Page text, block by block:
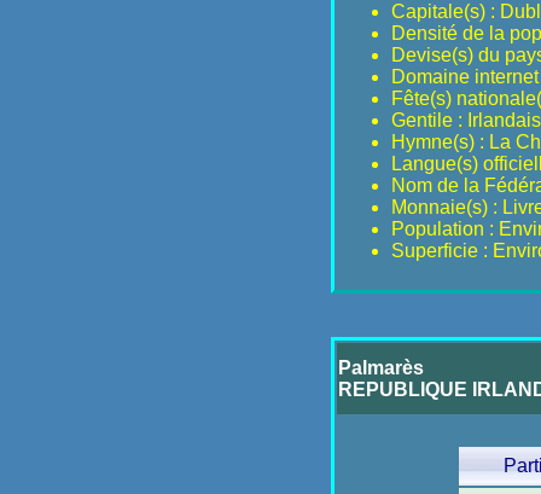
Capitale(s) :
Densité de la
Devise(s) du
Domaine
Fête(s)
Gentile :
Hymne(s) : La
Langue(s)
Nom de la
Monnaie(s) :
Population :
Superficie :
Palmarès
REPUBLIQUE